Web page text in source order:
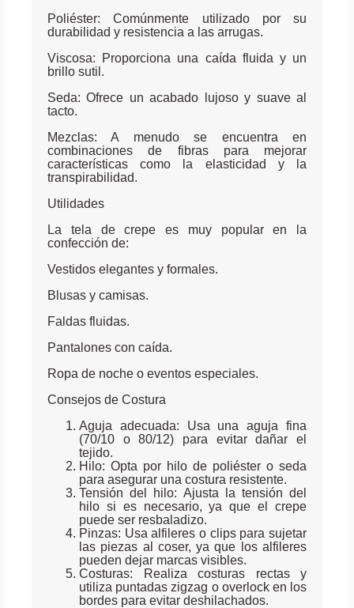
Poliéster: Comúnmente utilizado por su
durabilidad y resistencia a las arrugas.
Viscosa: Proporciona una caída fluida y un
brillo sutil.
Seda: Ofrece un acabado lujoso y suave al
tacto.
Mezclas: A menudo se encuentra en
combinaciones de fibras para mejorar
características como la elasticidad y la
transpirabilidad.
Utilidades
La tela de crepe es muy popular en la
confección de:
Vestidos elegantes y formales.
Blusas y camisas.
Faldas fluidas.
Pantalones con caída.
Ropa de noche o eventos especiales.
Consejos de Costura
Aguja adecuada: Usa una aguja fina
(70/10 o 80/12) para evitar dañar el
tejido.
Hilo: Opta por hilo de poliéster o seda
para asegurar una costura resistente.
Tensión del hilo: Ajusta la tensión del
hilo si es necesario, ya que el crepe
puede ser resbaladizo.
Pinzas: Usa alfileres o clips para sujetar
las piezas al coser, ya que los alfileres
pueden dejar marcas visibles.
Costuras: Realiza costuras rectas y
utiliza puntadas zigzag o overlock en los
bordes para evitar deshilachados.